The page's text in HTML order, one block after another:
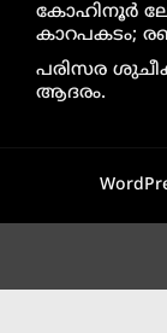
കോഹിനൂർ
കാറപകടം;
പരിസര
ആദരം.